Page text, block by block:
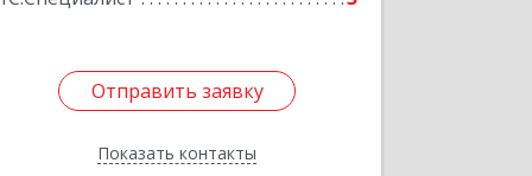
Отправить заявку
Показать контакты
Отправить заявку
Назад